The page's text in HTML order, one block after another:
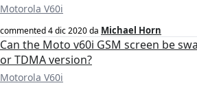
Motorola V60i
commented4 dic 2020da Michael Horn
Can the Moto v60i GSM screen be
or TDMA version?
Motorola V60i